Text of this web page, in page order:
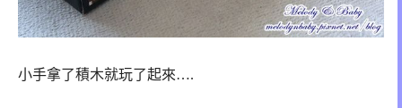
小手拿了積木就玩了起來….